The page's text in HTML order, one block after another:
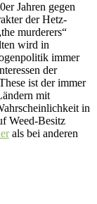
Jahren gegen
der Hetz-
murderers“
wird in
immer
der
ist der immer
mit
in
Weed-Besitz
als bei anderen